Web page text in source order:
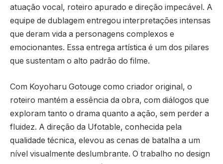
atuação vocal, roteiro apurado e direção impecável. A
equipe de dublagem entregou interpretações intensas
que deram vida a personagens complexos e
emocionantes. Essa entrega artística é um dos pilares
que sustentam o alto padrão do filme.
Com Koyoharu Gotouge como criador original, o
roteiro mantém a essência da obra, com diálogos que
exploram tanto o drama quanto a ação, sem perder a
fluidez. A direção da Ufotable, conhecida pela
qualidade técnica, elevou as cenas de batalha a um
nível visualmente deslumbrante. O trabalho no design